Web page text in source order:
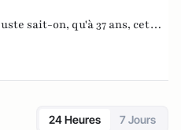
sait-on, qu'à 37 ans, cet
habite en Belgique et
qui produit, gère et
24 Heures 7 Jours